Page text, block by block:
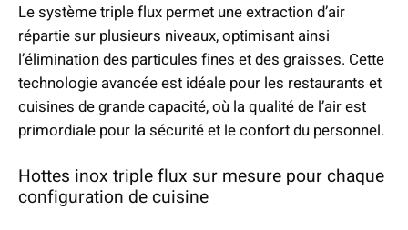
Le système triple flux permet une extraction d’air
répartie sur plusieurs niveaux, optimisant ainsi
l’élimination des particules fines et des graisses. Cette
technologie avancée est idéale pour les restaurants et
cuisines de grande capacité, où la qualité de l’air est
primordiale pour la sécurité et le confort du personnel.
Hottes inox triple flux sur mesure pour chaque
configuration de cuisine